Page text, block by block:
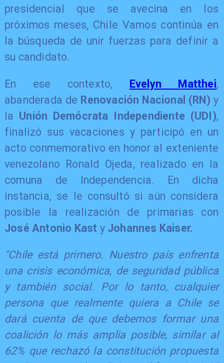
presidencial que se avecina en los
próximos meses, Chile Vamos continúa en
la búsqueda de unir fuerzas para definir a
su candidato.
En ese contexto, Evelyn Matthei,
abanderada de Renovación Nacional (RN) y
la Unión Demócrata Independiente (UDI),
finalizó sus vacaciones y participó en un
acto conmemorativo en honor al exteniente
venezolano Ronald Ojeda, realizado en la
comuna de Independencia. En dicha
instancia, se le consultó si aún considera
posible la realización de primarias con
José Antonio Kast yJohannes Kaiser.
"Chile está primero. Nuestro país enfrenta
una crisis económica, de seguridad pública
y también social. Por lo tanto, cualquier
persona que realmente quiera a Chile se
dará cuenta de que debemos formar una
coalición lo más amplia posible, similar al
62% que rechazó la constitución propuesta